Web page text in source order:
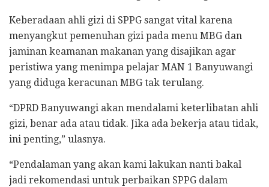
Keberadaan ahli gizi di SPPG sangat vital karena
menyangkut pemenuhan gizi pada menu MBG dan
jaminan keamanan makanan yang disajikan agar
peristiwa yang menimpa pelajar MAN 1 Banyuwangi
yang diduga keracunan MBG tak terulang.
“DPRD Banyuwangi akan mendalami keterlibatan ahli
gizi, benar ada atau tidak. Jika ada bekerja atau tidak,
ini penting,” ulasnya.
“Pendalaman yang akan kami lakukan nanti bakal
jadi rekomendasi untuk perbaikan SPPG dalam